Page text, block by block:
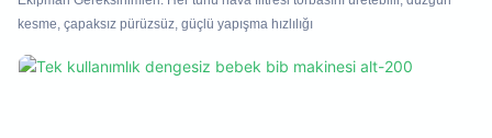
kesme, çapaksız pürüzsüz, güçlü yapışma hızlılığı